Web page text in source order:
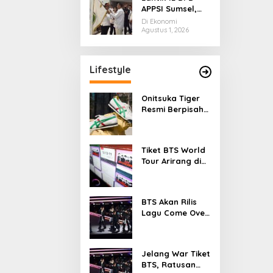
APPSI Sumsel,
Don Muzakir
Minta Pengurus
Di Ekonomi
Agustus 1, 2026
Lifestyle
Onitsuka Tiger
Resmi Berpisah
Tiket BTS World
Tour Arirang di
BTS Akan Rilis
Lagu Come Over
Jelang War Tiket
BTS, Ratusan